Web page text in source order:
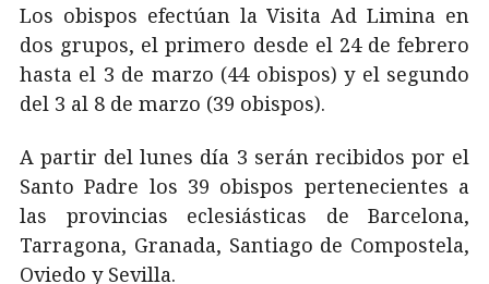
Los obispos efectúan la Visita Ad Limina en
dos grupos, el primero desde el 24 de febrero
hasta el 3 de marzo (44 obispos) y el segundo
del 3 al 8 de marzo (39 obispos).
A partir del lunes día 3 serán recibidos por el
Santo Padre los 39 obispos pertenecientes a
las provincias eclesiásticas de Barcelona,
Tarragona, Granada, Santiago de Compostela,
Oviedo y Sevilla.